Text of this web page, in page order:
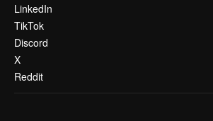
LinkedIn
TikTok
Discord
X
Reddit